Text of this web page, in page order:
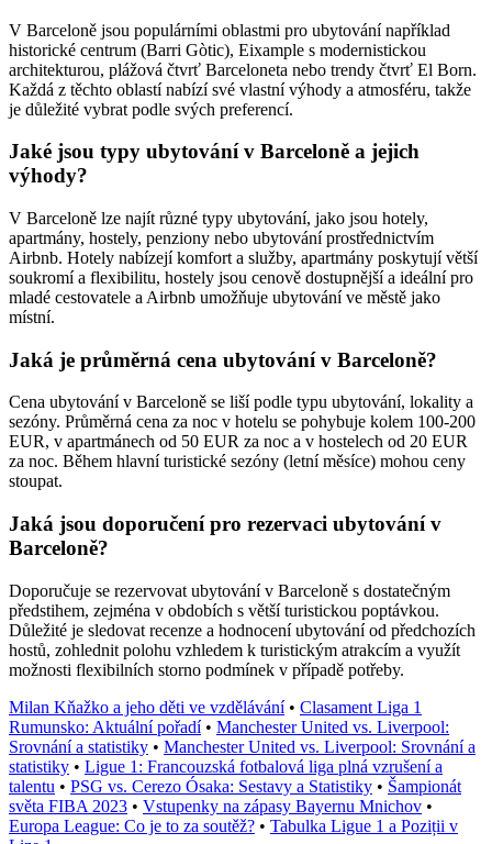
V Barceloně jsou populárními oblastmi pro ubytování například
historické centrum (Barri Gòtic), Eixample s modernistickou
architekturou, plážová čtvrť Barceloneta nebo trendy čtvrť El Born.
Každá z těchto oblastí nabízí své vlastní výhody a atmosféru, takže
je důležité vybrat podle svých preferencí.
Jaké jsou typy ubytování v Barceloně a jejich
výhody?
V Barceloně lze najít různé typy ubytování, jako jsou hotely,
apartmány, hostely, penziony nebo ubytování prostřednictvím
Airbnb. Hotely nabízejí komfort a služby, apartmány poskytují větší
soukromí a flexibilitu, hostely jsou cenově dostupnější a ideální pro
mladé cestovatele a Airbnb umožňuje ubytování ve městě jako
místní.
Jaká je průměrná cena ubytování v Barceloně?
Cena ubytování v Barceloně se liší podle typu ubytování, lokality a
sezóny. Průměrná cena za noc v hotelu se pohybuje kolem 100-200
EUR, v apartmánech od 50 EUR za noc a v hostelech od 20 EUR
za noc. Během hlavní turistické sezóny (letní měsíce) mohou ceny
stoupat.
Jaká jsou doporučení pro rezervaci ubytování v
Barceloně?
Doporučuje se rezervovat ubytování v Barceloně s dostatečným
předstihem, zejména v obdobích s větší turistickou poptávkou.
Důležité je sledovat recenze a hodnocení ubytování od předchozích
hostů, zohlednit polohu vzhledem k turistickým atrakcím a využít
možnosti flexibilních storno podmínek v případě potřeby.
Milan Kňažko a jeho děti ve vzdělávání• Clasament Liga 1
Rumunsko: Aktuální pořadí• Manchester United vs. Liverpool:
Srovnání a statistiky • Manchester United vs. Liverpool: Srovnání a
statistiky • Ligue 1: Francouzská fotbalová liga plná vzrušení a
talentu • PSG vs. Cerezo Ósaka: Sestavy a Statistiky • Šampionát
světa FIBA 2023 • Vstupenky na zápasy Bayernu Mnichov •
Europa League: Co je to za soutěž? • Tabulka Ligue 1 a Poziții v